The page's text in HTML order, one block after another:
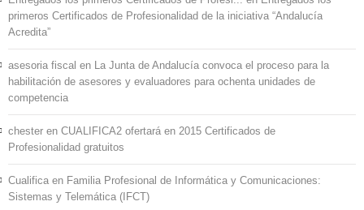
primeros Certificados de Profesionalidad de la iniciativa “Andalucía
Acredita”
asesoria fiscal en
La Junta de Andalucía convoca el proceso para la
habilitación de asesores y evaluadores para ochenta unidades de
competencia
chester en CUALIFICA2 ofertará en 2015 Certificados de
Profesionalidad gratuitos
Cualifica en Familia Profesional de Informática y Comunicaciones:
Sistemas y Telemática (IFCT)